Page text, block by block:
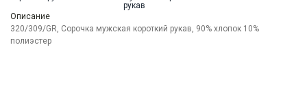
Описание
320/309/GR, Сорочка мужская короткий рукав, 90% хлопок 10%
полиэстер